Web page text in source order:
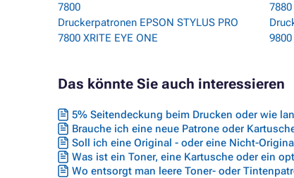
7800
Druckerpatronen EPSON STYLUS PRO
7800 XRITE EYE ONE
7880
9800
Das könnte Sie auch interessieren
5% Seitendeckung beim Drucken oder wie
Brauche ich eine neue Patrone oder
Soll ich eine Original - oder eine Nicht-
Was ist ein Toner, eine Kartusche oder ein
Wo entsorgt man leere Toner- oder